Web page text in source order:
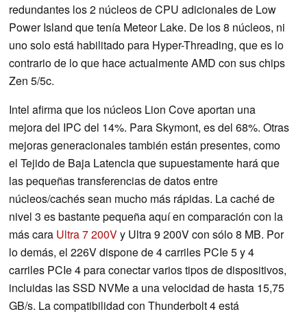
redundantes los 2 núcleos de CPU adicionales de Low
Power Island que tenía Meteor Lake. De los 8 núcleos, ni
uno solo está habilitado para Hyper-Threading, que es lo
contrario de lo que hace actualmente AMD con sus chips
Zen 5/5c.
Intel afirma que los núcleos Lion Cove aportan una
mejora del IPC del 14%. Para Skymont, es del 68%. Otras
mejoras generacionales también están presentes, como
el Tejido de Baja Latencia que supuestamente hará que
las pequeñas transferencias de datos entre
núcleos/cachés sean mucho más rápidas. La caché de
nivel 3 es bastante pequeña aquí en comparación con la
más cara Ultra 7 200Vy Ultra 9 200V con sólo 8 MB. Por
lo demás, el 226V dispone de 4 carriles PCIe 5 y 4
carriles PCIe 4 para conectar varios tipos de dispositivos,
incluidas las SSD NVMe a una velocidad de hasta 15,75
GB/s. La compatibilidad con Thunderbolt 4 está